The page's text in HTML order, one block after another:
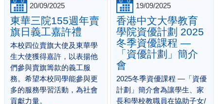
20/09/2025
東華三院155週年賣
旗日義工嘉許禮
本校四位賣旗大使及東華學
生大使獲得嘉許，以表揚他
們參與賣旗籌款的義工服
務。希望本校同學能參與更
多的服務學習活動，為社會
貢獻力量。
19/09/2025
香港中文大學教育
學院資優計劃 2025
冬季資優課程 —
「資優計劃」簡介
會
2025冬季資優課程 —「資優
計劃」簡介會為讓學生、家
長和學校教職員在協助子女/